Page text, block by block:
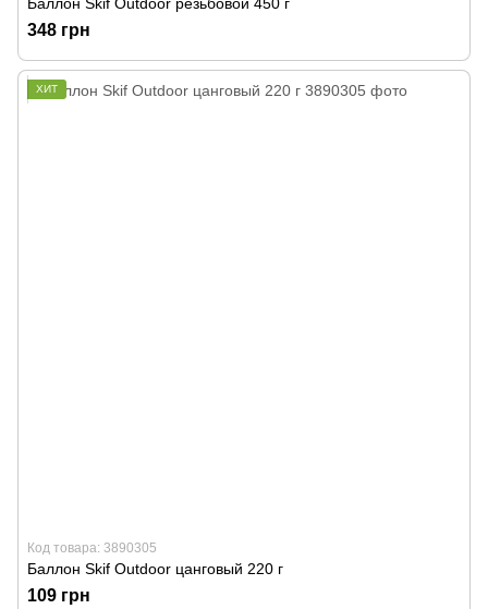
348 грн
ХИТ
Код товара: 3890305
Баллон Skif Outdoor цанговый 220 г
109 грн